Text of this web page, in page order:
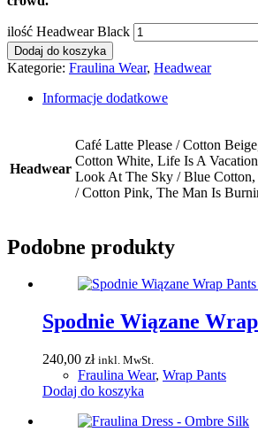
ilość Headwear Black
Dodaj do koszyka
Kategorie: Fraulina Wear, Headwear
Informacje dodatkowe
Headwear
Café Latte Please / Cotton
Cotton White, Life Is A
Look At The Sky / Blue Cotton,
/ Cotton Pink, The Man Is
Podobne produkty
Spodnie Wiązane
240,00 zł inkl. MwSt.
Fraulina Wear, Wrap Pants
Dodaj do koszyka